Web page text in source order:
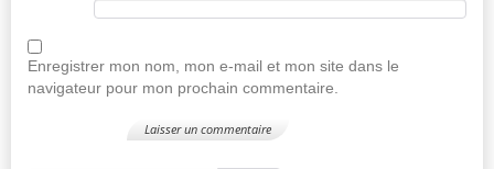
Enregistrer mon nom, mon e-mail et mon site dans le
navigateur pour mon prochain commentaire.